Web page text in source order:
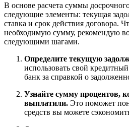
В основе расчета суммы
следующие элементы: текущая
ставка и срок действия договора.
необходимую сумму, рекомендую
следующими шагами.
Определите текущую
использовать свой
банк за справкой о
Узнайте сумму процентов,
выплатили. Это поможет
средств вы можете